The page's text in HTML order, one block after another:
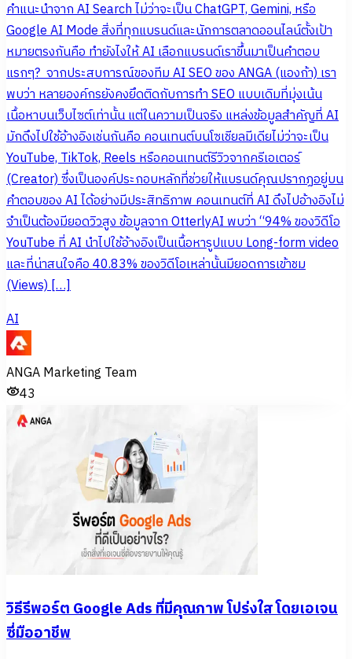
คำแนะนำจาก AI Search ไม่ว่าจะเป็น ChatGPT, Gemini, หรือ
Google AI Mode สิ่งที่ทุกแบรนด์และนักการตลาดออนไลน์ตั้งเป้า
หมายตรงกันคือ ทำยังไงให้ AI เลือกแบรนด์เราขึ้นมาเป็นคำตอบ
แรกๆ? จากประสบการณ์ของทีม AI SEO ของ ANGA (แองก้า) เรา
พบว่า หลายองค์กรยังคงยึดติดกับการทำ SEO แบบเดิมที่มุ่งเน้น
เนื้อหาบนเว็บไซต์เท่านั้น แต่ในความเป็นจริง แหล่งข้อมูลสำคัญที่ AI
มักดึงไปใช้อ้างอิงเช่นกันคือ คอนเทนต์บนโซเชียลมีเดียไม่ว่าจะเป็น
YouTube, TikTok, Reels หรือคอนเทนต์รีวิวจากครีเอเตอร์
(Creator) ซึ่งเป็นองค์ประกอบหลักที่ช่วยให้แบรนด์คุณปรากฏอยู่บน
คำตอบของ AI ได้อย่างมีประสิทธิภาพ คอนเทนต์ที่ AI ดึงไปอ้างอิงไม่
จำเป็นต้องมียอดวิวสูง ข้อมูลจาก OtterlyAI พบว่า “94% ของวิดีโอ
YouTube ที่ AI นำไปใช้อ้างอิงเป็นเนื้อหารูปแบบ Long-form video
และที่น่าสนใจคือ 40.83% ของวิดีโอเหล่านั้นมียอดการเข้าชม
(Views) […]
AI
ANGA Marketing Team
43
วิธีรีพอร์ต Google Ads ที่มีคุณภาพ โปร่งใส โดยเอเจน
ซี่มืออาชีพ